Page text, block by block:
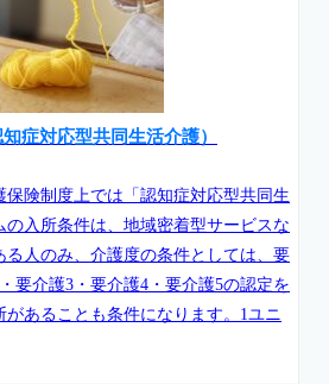
症対応型共同生活介護）
険制度上では「認知症対応型共同生
入所条件は、地域密着型サービスな
人のみ、介護度の条件としては、要
要介護3・要介護4・要介護5の認定を
あることも条件になります。1ユニ